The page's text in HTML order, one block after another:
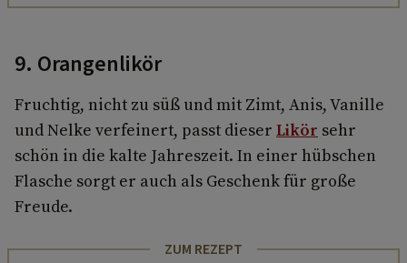
9. Orangenlikör
Fruchtig, nicht zu süß und mit Zimt, Anis, Vanille
und Nelke verfeinert, passt dieser Likör sehr
schön in die kalte Jahreszeit. In einer hübschen
Flasche sorgt er auch als Geschenk für große
Freude.
ZUM REZEPT